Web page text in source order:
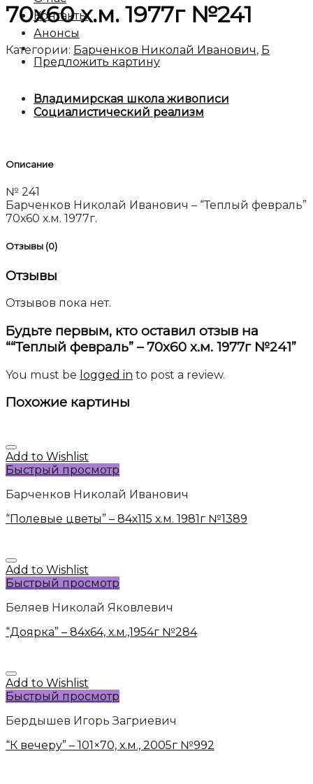
Контакты
Анонсы
Предложить картину
70х60 х.м. 1977г №241
Категории: Барченков Николай Иванович, Б
Владимирская школа живописи
Социалистический реализм
Описание
№ 241
Барченков Николай Иванович – “Теплый февраль”
70х60 х.м. 1977г.
Отзывы (0)
Отзывы
Отзывов пока нет.
Будьте первым, кто оставил отзыв на
““Теплый февраль” – 70х60 х.м. 1977г №241”
You must be logged in to post a review.
Похожие картины
Add to Wishlist
Быстрый просмотр
Барченков Николай Иванович
“Полевые цветы” – 84х115 х.м. 1981г №1389
Add to Wishlist
Быстрый просмотр
Беляев Николай Яковлевич
“Доярка” – 84х64, х.м.,1954г №284
Add to Wishlist
Быстрый просмотр
Бердышев Игорь Загриевич
“К вечеру” – 101×70, х.м., 2005г №992